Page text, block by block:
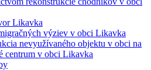
Likavka
výziev v obci Likavka
nevyužívaného objektu v obci na
centrum v obci Likavka